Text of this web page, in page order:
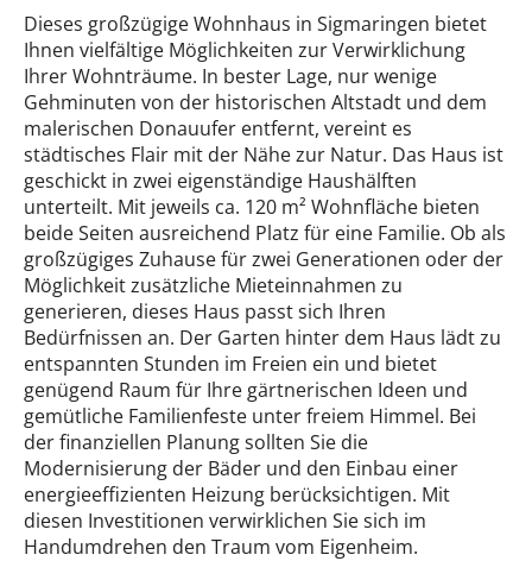
Dieses großzügige Wohnhaus in Sigmaringen bietet
Ihnen vielfältige Möglichkeiten zur Verwirklichung
Ihrer Wohnträume. In bester Lage, nur wenige
Gehminuten von der historischen Altstadt und dem
malerischen Donauufer entfernt, vereint es
städtisches Flair mit der Nähe zur Natur. Das Haus ist
geschickt in zwei eigenständige Haushälften
unterteilt. Mit jeweils ca. 120 m² Wohnfläche bieten
beide Seiten ausreichend Platz für eine Familie. Ob als
großzügiges Zuhause für zwei Generationen oder der
Möglichkeit zusätzliche Mieteinnahmen zu
generieren, dieses Haus passt sich Ihren
Bedürfnissen an. Der Garten hinter dem Haus lädt zu
entspannten Stunden im Freien ein und bietet
genügend Raum für Ihre gärtnerischen Ideen und
gemütliche Familienfeste unter freiem Himmel. Bei
der finanziellen Planung sollten Sie die
Modernisierung der Bäder und den Einbau einer
energieeffizienten Heizung berücksichtigen. Mit
diesen Investitionen verwirklichen Sie sich im
Handumdrehen den Traum vom Eigenheim.